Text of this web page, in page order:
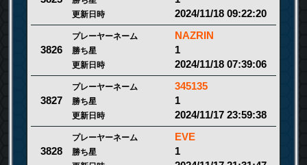
更新日時 2024/11/18 09:22:20
3826
プレーヤーネーム NAZRIN
勝ち星 1
更新日時 2024/11/18 07:39:06
3827
プレーヤーネーム 345135
勝ち星 1
更新日時 2024/11/17 23:59:38
3828
プレーヤーネーム EVE
勝ち星 1